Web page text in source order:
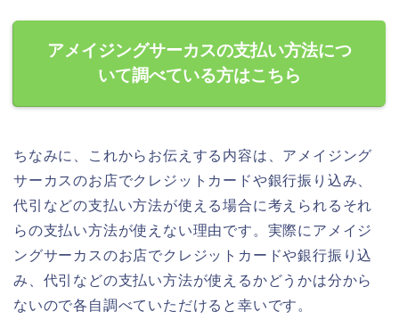
アメイジングサーカスの支払い方法につ
いて調べている方はこちら
ちなみに、これからお伝えする内容は、アメイジング
サーカスのお店でクレジットカードや銀行振り込み、
代引などの支払い方法が使える場合に考えられるそれ
らの支払い方法が使えない理由です。実際にアメイジ
ングサーカスのお店でクレジットカードや銀行振り込
み、代引などの支払い方法が使えるかどうかは分から
ないので各自調べていただけると幸いです。